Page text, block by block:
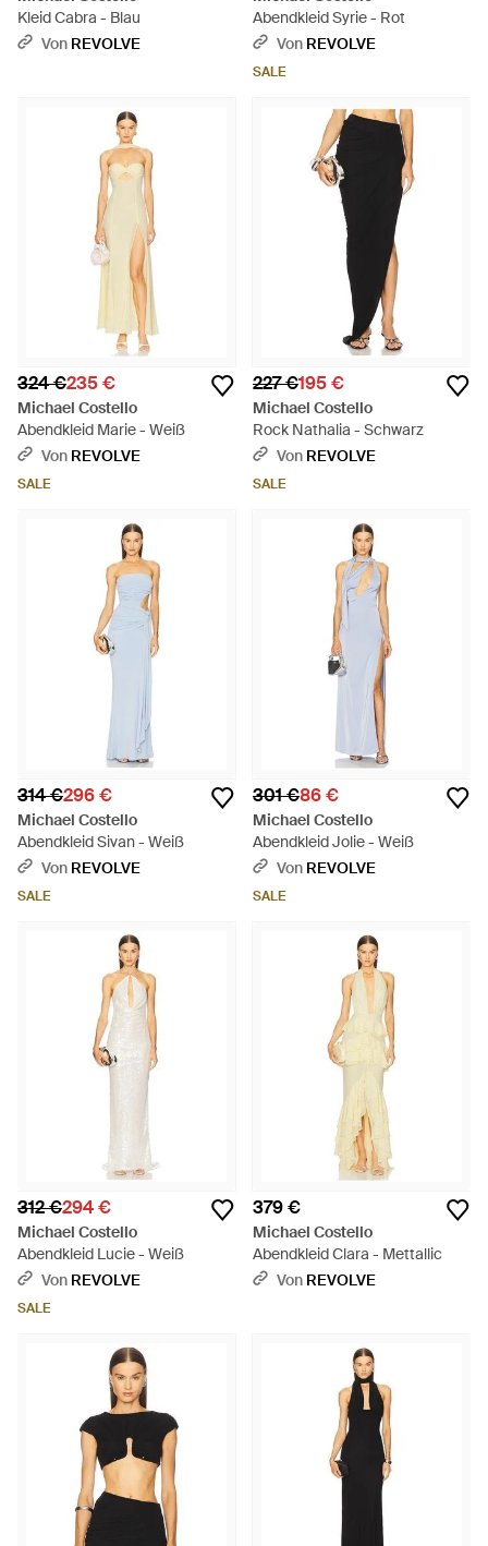
Kleid Cabra - Blau
Von REVOLVE
Abendkleid Syrie - Rot
Von REVOLVE
SALE
324 €235 €
Michael Costello
Abendkleid Marie - Weiß
Von REVOLVE
SALE
227 €195 €
Michael Costello
Rock Nathalia - Schwarz
Von REVOLVE
SALE
314 €296 €
Michael Costello
Abendkleid Sivan - Weiß
Von REVOLVE
SALE
301 €86 €
Michael Costello
Abendkleid Jolie - Weiß
Von REVOLVE
SALE
312 €294 €
Michael Costello
Abendkleid Lucie - Weiß
Von REVOLVE
SALE
379 €
Michael Costello
Abendkleid Clara - Mettallic
Von REVOLVE